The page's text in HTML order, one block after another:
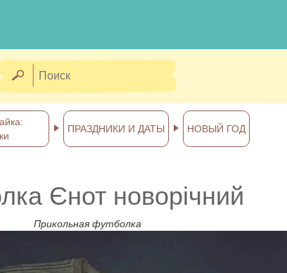
ПРАЗДНИКИ И ДАТЫ НОВЫЙ ГОД
Єнот новорічний
Прикольная футболка